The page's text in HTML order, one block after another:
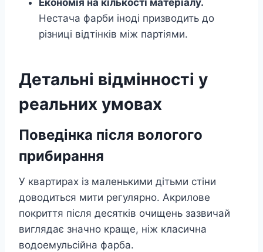
Економія на кількості матеріалу.
Нестача фарби іноді призводить до
різниці відтінків між партіями.
Детальні відмінності у
реальних умовах
Поведінка після вологого
прибирання
У квартирах із маленькими дітьми стіни
доводиться мити регулярно. Акрилове
покриття після десятків очищень зазвичай
виглядає значно краще, ніж класична
водоемульсійна фарба.